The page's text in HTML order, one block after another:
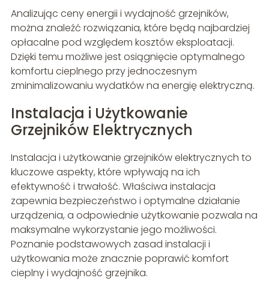
Analizując ceny energii i wydajność grzejników,
można znaleźć rozwiązania, które będą najbardziej
opłacalne pod względem kosztów eksploatacji.
Dzięki temu możliwe jest osiągnięcie optymalnego
komfortu cieplnego przy jednoczesnym
zminimalizowaniu wydatków na energię elektryczną.
Instalacja i Użytkowanie
Grzejników Elektrycznych
Instalacja i użytkowanie grzejników elektrycznych to
kluczowe aspekty, które wpływają na ich
efektywność i trwałość. Właściwa instalacja
zapewnia bezpieczeństwo i optymalne działanie
urządzenia, a odpowiednie użytkowanie pozwala na
maksymalne wykorzystanie jego możliwości.
Poznanie podstawowych zasad instalacji i
użytkowania może znacznie poprawić komfort
cieplny i wydajność grzejnika.